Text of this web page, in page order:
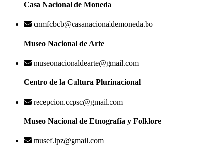
Casa Nacional de Moneda
cnmfcbcb@casanacionaldemoneda.bo
Museo Nacional de Arte
museonacionaldearte@gmail.com
Centro de la Cultura Plurinacional
recepcion.ccpsc@gmail.com
Museo Nacional de Etnografía y Folklore
musef.lpz@gmail.com